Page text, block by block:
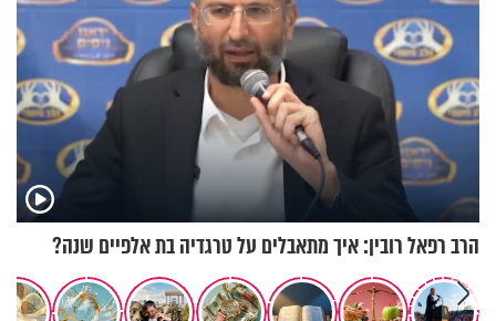
הרב רפאל רובין: איך מתאבלים על טרגדיה בת אלפיים שנה?